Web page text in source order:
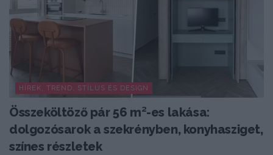
HÍREK, TREND, STÍLUS ÉS DESIGN
Összeköltöző pár 56 m²-es lakása:
dolgozósarok a szekrényben, konyhasziget,
színes részletek